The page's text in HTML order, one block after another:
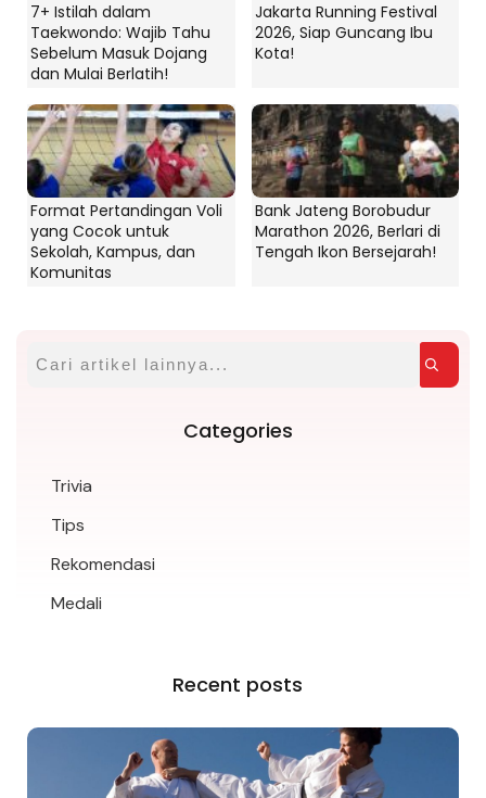
7+ Istilah dalam
Taekwondo: Wajib Tahu
Sebelum Masuk Dojang
dan Mulai Berlatih!
Jakarta Running Festival
2026, Siap Guncang Ibu
Kota!
Format Pertandingan Voli
yang Cocok untuk
Sekolah, Kampus, dan
Komunitas
Bank Jateng Borobudur
Marathon 2026, Berlari di
Tengah Ikon Bersejarah!
Categories
Trivia
Tips
Rekomendasi
Medali
Recent posts